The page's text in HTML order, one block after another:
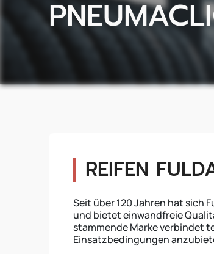
REIFEN
Seit über 120 Jahren hat sich
und bietet einwandfreie
stammende Marke verbindet
Einsatzbedingungen